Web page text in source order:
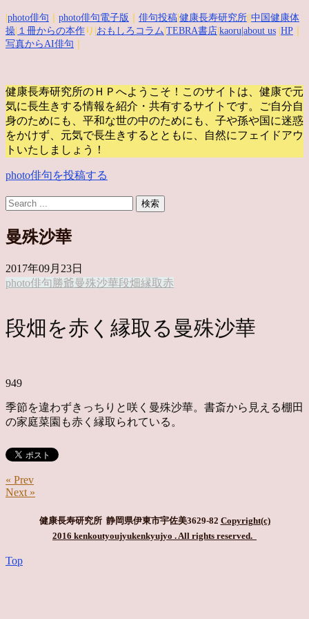
photo俳句 photo俳句電子版 俳句投稿 健康長寿研究所 中国健康体
操 １冊からの本作 り| おもしろコラム TEBRA書店 kaoru |about us HP
写真からAI俳句
健康長寿研究所のＨＰへようこそ！このサイトは、健康で元
気に長生きする情報を紹介・共有するサイトです。
ご自分自
身のためにも、平和な世の中のためにも、子や孫や国に迷惑
をかけず、元気で長生きするとともに、自然にフェイドアウ
トいたしましょう！
photo俳句を投稿する
曼殊沙華
2017年09月23日
photo俳句 勝爺曼殊沙華段畑縁取赤
段畑を赤く縁取る曼殊沙華
949
季節を違わずきっちりと咲く曼殊沙華。書斎から見える棚田
の家庭菜園も赤く縁取られている。
« Prev
Next »
健康長寿研究所 静岡県伊東市宇佐美3629-82 Copyright(c)
2016 kenkoutyoujyukenkyujyo . All rights reserved.
Top